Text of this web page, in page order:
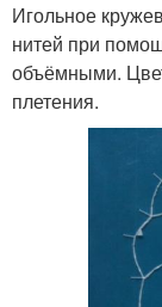
Игольное
нитей при
объёмными.
плетения.